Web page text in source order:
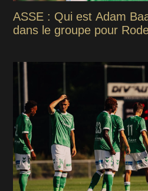
ASSE : Qui est Adam
dans le groupe pour